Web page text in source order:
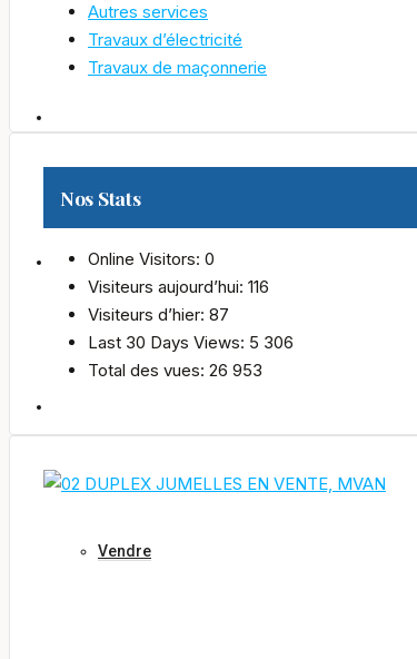
Infos
Vendre
Autres services
Travaux d’électricité
Travaux de maçonnerie
Nos Stats
Online Visitors: 0
Visiteurs aujourd’hui: 116
Visiteurs d’hier: 87
Last 30 Days Views: 5 306
Total des vues: 26 953